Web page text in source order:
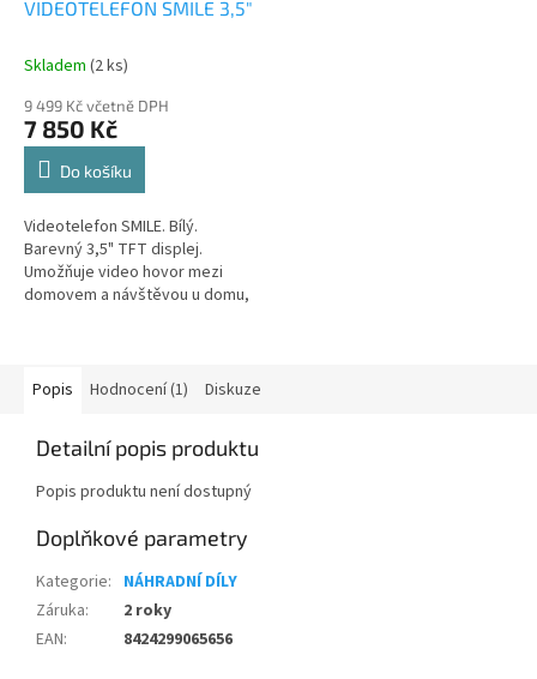
VIDEOTELEFON SMILE 3,5"
Skladem (2 ks)
9 499 Kč včetně DPH
7 850 Kč
Do košíku
Videotelefon SMILE. Bílý.
Barevný 3,5" TFT displej.
Umožňuje video hovor mezi
domovem a návštěvou u domu,
Popis
Hodnocení (1) Diskuze
Detailní popis produktu
Popis produktu není dostupný
Doplňkové parametry
Kategorie: NÁHRADNÍ DÍLY
Záruka:
2 roky
EAN: 8424299065656